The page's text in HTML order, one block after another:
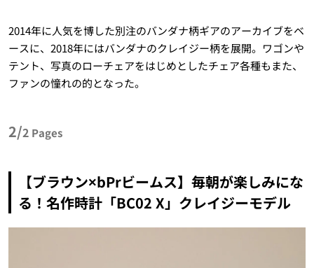
2014年に人気を博した別注のバンダナ柄ギアのアーカイブをベ
ースに、2018年にはバンダナのクレイジー柄を展開。ワゴンや
テント、写真のローチェアをはじめとしたチェア各種もまた、
ファンの憧れの的となった。
2/2 Pages
【ブラウン×bPrビームス】毎朝が楽しみにな
る！名作時計「BC02 X」クレイジーモデル